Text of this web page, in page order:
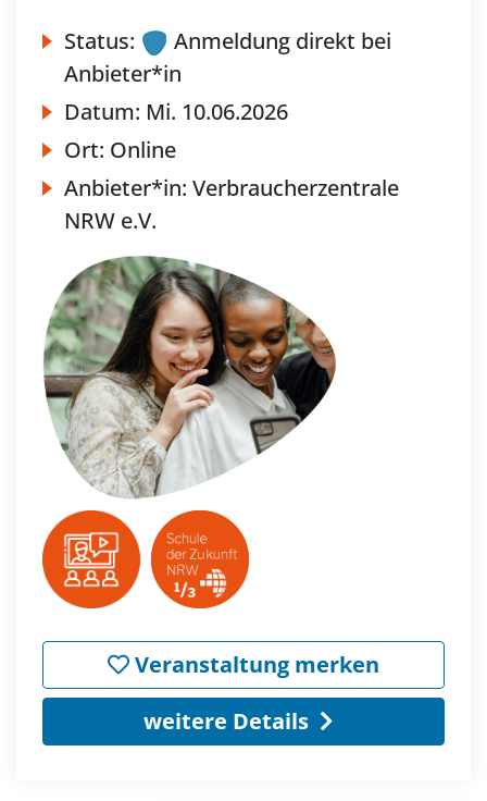
Status:
Anmeldung direkt bei
Anbieter*in
Datum: Mi. 10.06.2026
Ort: Online
Anbieter*in: Verbraucherzentrale
NRW e.V.
Veranstaltung merken
weitere Details